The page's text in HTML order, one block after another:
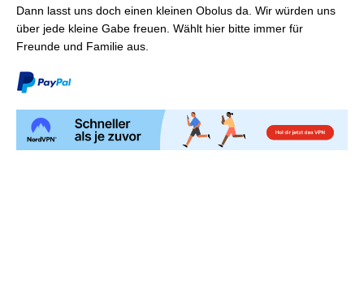
Dann lasst uns doch einen kleinen Obolus da. Wir würden uns
über jede kleine Gabe freuen. Wählt hier bitte immer für
Freunde und Familie aus.